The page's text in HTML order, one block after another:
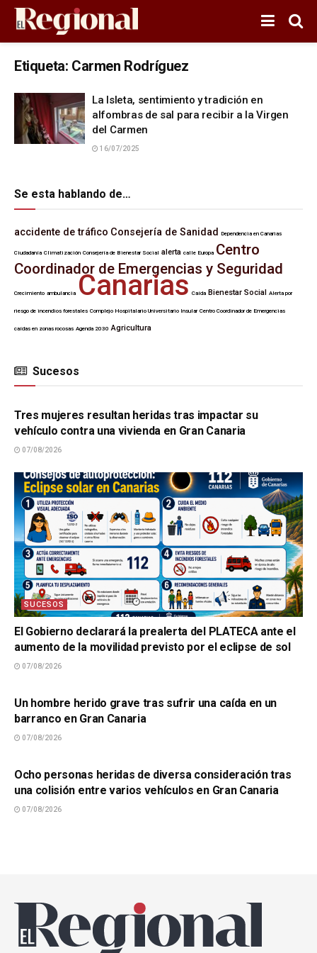
Etiqueta: Carmen Rodríguez
La Isleta, sentimiento y tradición en
alfombras de sal para recibir a la Virgen
del Carmen
16/07/2025
Se esta hablando de…
accidente de tráfico Consejería de Sanidad Dependencia en Canarias
Ciudadanía Climatización Consejería de Bienestar Social alerta calle Europa Centro
Coordinador de Emergencias y Seguridad
Crecimiento ambulancia Canarias Caída Bienestar Social Alerta por
riesgo de incendios forestales Complejo Hospitalario Universitario Insular Centro Coordinador de Emergencias
caídas en zonas rocosas Agenda 2030 Agricultura
Sucesos
SUCESOS
Tres mujeres resultan heridas tras impactar su
vehículo contra una vivienda en Gran Canaria
07/08/2026
SUCESOS
El Gobierno declarará la prealerta del PLATECA ante el
aumento de la movilidad previsto por el eclipse de sol
07/08/2026
Un hombre herido grave tras sufrir una caída en un
barranco en Gran Canaria
07/08/2026
Ocho personas heridas de diversa consideración tras
una colisión entre varios vehículos en Gran Canaria
07/08/2026